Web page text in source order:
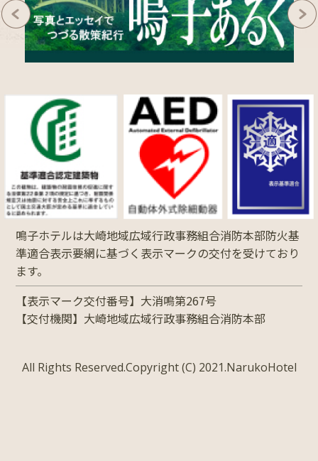
鳴子ホテルは大崎地域広域行政事務組合消防本部防火基
準適合表示要網に基づく表示マークの交付を受けており
ます。
【表示マーク交付番号】大消鳴第267号
【交付機関】大崎地域広域行政事務組合消防本部
All Rights Reserved.Copyright (C) 2021.NarukoHotel